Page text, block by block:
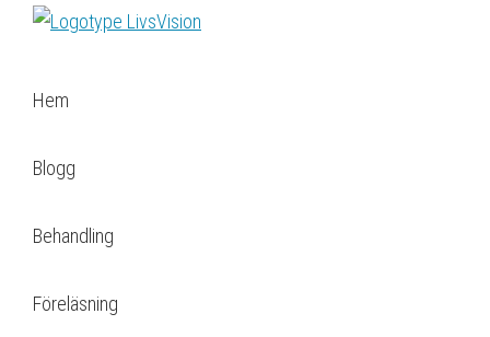
Hoppa
Hoppa
Molnar
Hem
Blogg
Behandling
Föreläsning